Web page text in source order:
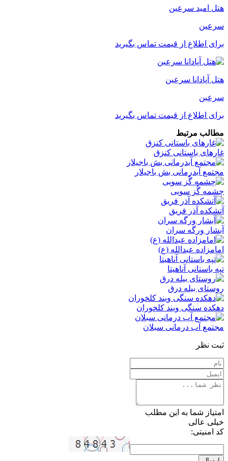
هتل امید سرعین
سرعین
برای اطلاع از قیمت تماس بگیرید
هتل آپادانا سرعین
سرعین
برای اطلاع از قیمت تماس بگیرید
مطالب مرتبط
غارهای باستانی کنزق
مجتمع آبدرمانی بش باجیلار
چشمه گُز سویی
آتشکده آذر فریق
آبشار ورگه سران
امامزاده عبدالله (ع)
تپه باستانی آناهیتا
روستای بیله درق
دهکده سنگی ویند کلخوران
مجتمع آب درمانی سبلان
ثبت نظر
امتیاز شما به این مطلب
خیلی عالی
کد امنیتی: